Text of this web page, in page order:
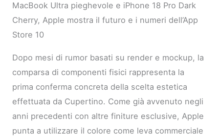
MacBook Ultra pieghevole e iPhone 18 Pro Dark
Cherry, Apple mostra il futuro e i numeri dell’App
Store 10
Dopo mesi di rumor basati su render e mockup, la
comparsa di componenti fisici rappresenta la
prima conferma concreta della scelta estetica
effettuata da Cupertino. Come già avvenuto negli
anni precedenti con altre finiture esclusive, Apple
punta a utilizzare il colore come leva commerciale